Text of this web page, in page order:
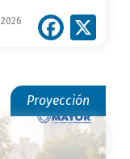
Proyección